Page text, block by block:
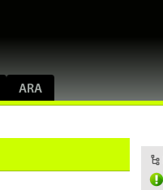
ARA